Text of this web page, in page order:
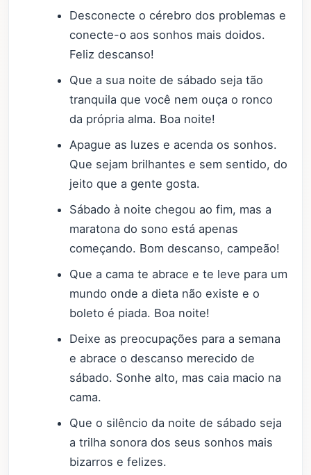
Desconecte o cérebro dos problemas e
conecte-o aos sonhos mais doidos.
Feliz descanso!
Que a sua noite de sábado seja tão
tranquila que você nem ouça o ronco
da própria alma. Boa noite!
Apague as luzes e acenda os sonhos.
Que sejam brilhantes e sem sentido, do
jeito que a gente gosta.
Sábado à noite chegou ao fim, mas a
maratona do sono está apenas
começando. Bom descanso, campeão!
Que a cama te abrace e te leve para um
mundo onde a dieta não existe e o
boleto é piada. Boa noite!
Deixe as preocupações para a semana
e abrace o descanso merecido de
sábado. Sonhe alto, mas caia macio na
cama.
Que o silêncio da noite de sábado seja
a trilha sonora dos seus sonhos mais
bizarros e felizes.